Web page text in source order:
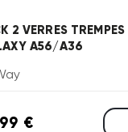
2 VERRES
A56/A36
€